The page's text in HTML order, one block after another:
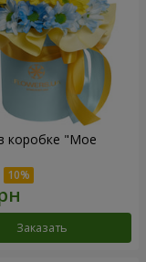
коробке "Мое
Заказать